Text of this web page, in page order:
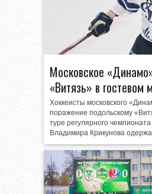
Московское
«Витязь» в гостевом
Хоккеисты московского
поражение подольскому
туре регулярного
Владимира Крикунова